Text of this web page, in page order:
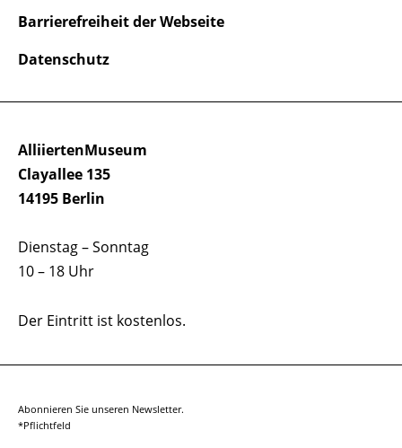
AlliiertenMuseum
Clayallee 135
14195 Berlin
Dienstag – Sonntag
10 – 18 Uhr
Der Eintritt ist kostenlos.
Barrierefreiheit der Webseite
Datenschutz
Abonnieren Sie unseren Newsletter.
*Pflichtfeld